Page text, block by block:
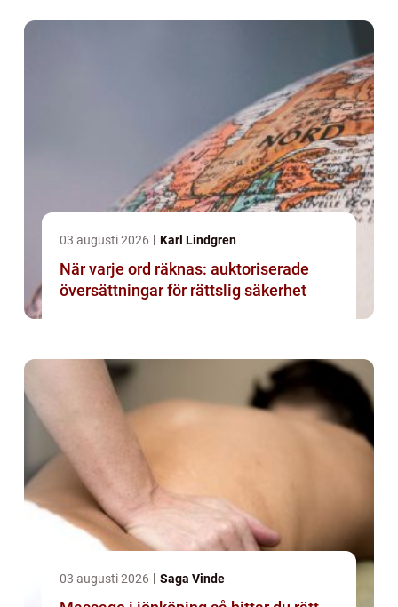
03 augusti 2026 Karl Lindgren
När varje ord räknas: auktoriserade
översättningar för rättslig säkerhet
03 augusti 2026 Saga Vinde